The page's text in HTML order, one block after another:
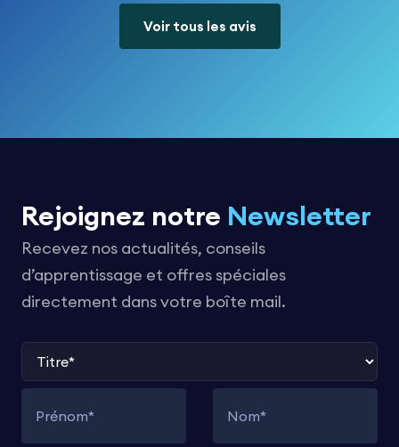
Voir tous les avis
Rejoignez notre Newsletter
Recevez nos actualités, conseils
d’apprentissage et offres spéciales
directement dans votre boîte mail.
Titre